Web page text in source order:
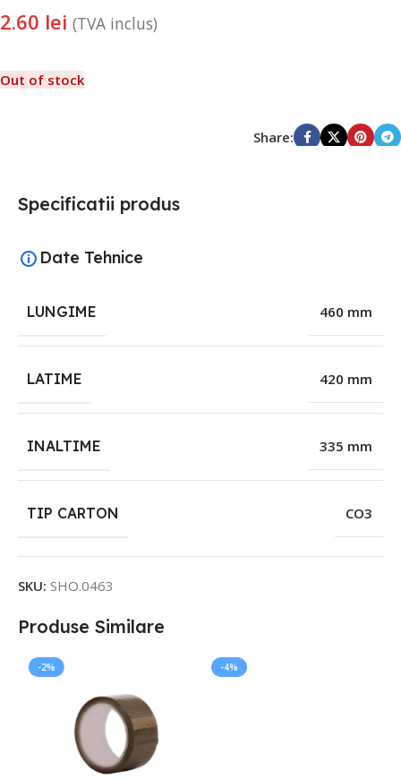
2.60 lei (TVA inclus)
Out of stock
Share:
Specificatii produs
Date Tehnice
LUNGIME 460 mm
LATIME 420 mm
INALTIME 335 mm
TIP CARTON CO3
SKU: SHO.0463
Produse Similare
-2% -4%